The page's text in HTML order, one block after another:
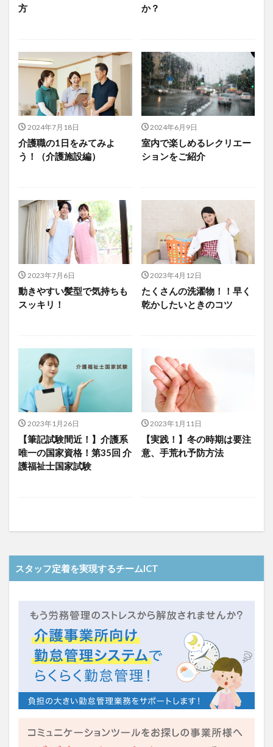
方
か？
2024年7月18日
介護職の1日をみてみよ
う！（介護施設編）
2024年6月9日
室内で楽しめるレクリエー
ションをご紹介
2023年7月6日
動きやすい髪型で気持ちも
スッキリ！
2023年4月12日
たくさんの洗濯物！！早く
乾かしたいときのコツ
2023年1月26日
【筆記試験間近！】介護系
唯一の国家資格！第35回 介
護福祉士国家試験
2023年1月11日
【実践！】冬の時期は要注
意、手荒れ予防方法
スタッフ定着を実現するチームICT
計測データ共有システム
組織作り
訪問介護
運営指導
関西テレビ
障害者向けグループホーム
離職防止
靴下 飯田友一
香取幹
高瀬比左子
高齢者住宅新聞
組織力の向上
組織マネジメント
日常 特養
有松絞り
未来の介護
未来をつくるKaigoカフェ
株式会社いぶき
水仕事
決断力
注文をまちがえる料理店
洗濯物
消毒液
理念・ビジョンの浸透
第36回 介護福祉国家試験
生産性向上
申し送り
社会福祉協議会
社会福祉士
社会福祉法人 若竹大寿会
社会福祉法人フラワー園
社会福祉連携推進法人
社内エンゲージメント
社内コミュニケーション
社内ポイントシステム
福祉
第35回 介護福祉国家試験
介護テクノロジー
グッドデザイン賞
グランデージ和泉
グループウェア
クレーム
クローズアップ現代
ケアズ・コネクト
ケアデータコネクト
ケアデータコネクト ホーム
コーチング
コミュニケーション
コンピテンシー
サービス付き高齢者住宅
サービス責任者
サカナクション
サポート
サンクスカード
スケッター
スタッフ不足
スタッフ定着
BPOサービス
CareTEX CDCホーム
CoeFont
ibuki
ICT ICT補助金
アクリーティブ
アドバイス
アルコール消毒
アンガーマネジメント
いづみデイサービスセンター
いろはにかいご
エイプリルドリーム
エニアグラム
エムズ落合
おだんご スッキリ
スマート介護
フレンドチャット
ヘアスタイル
ポケモン